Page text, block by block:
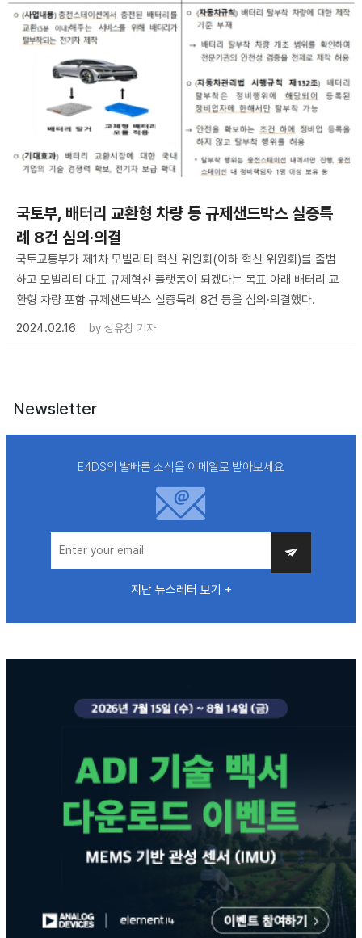
국토부, 배터리 교환형 차량 등 규제샌드박스 실증특
례 8건 심의·의결
국토교통부가 제1차 모빌리티 혁신 위원회(이하 혁신 위원회)를 출범
하고 모빌리티 대표 규제혁신 플랫폼이 되겠다는 목표 아래 배터리 교
환형 차량 포함 규제샌드박스 실증특례 8건 등을 심의·의결했다.
2024.02.16
by 성유창 기자
Newsletter
E4DS의 발빠른 소식을 이메일로 받아보세요
지난 뉴스레터 보기 +